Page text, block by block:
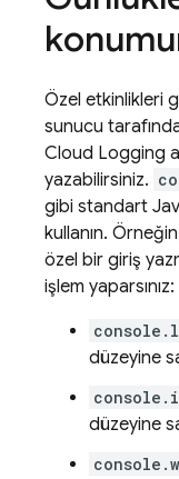
Özel etkinlikleri
sunucu
Cloud Logging
yazabilirsiniz.
gibi standart
kullanın.
özel bir giriş
işlem yaparsınız:
düzeyine
düzeyine